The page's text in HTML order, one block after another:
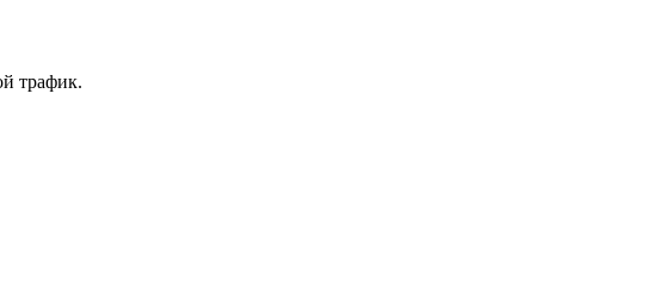
трафик.